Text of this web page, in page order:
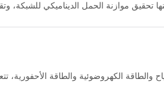
تحقيق موازنة الحمل الديناميكي
والطاقة الكهروضوئية والطاقة